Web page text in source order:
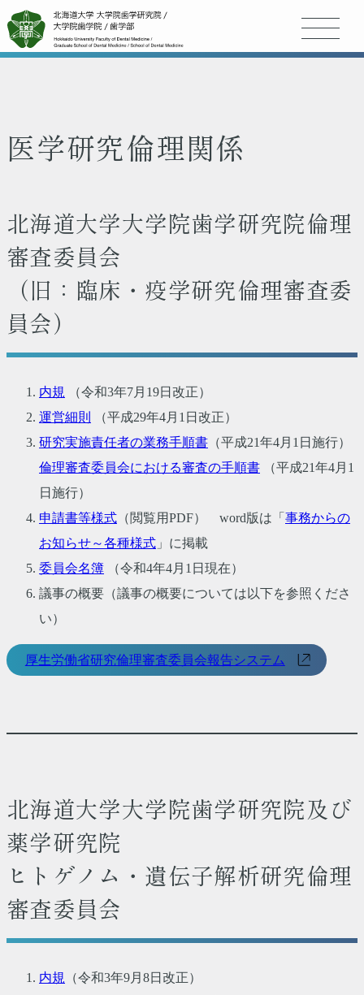
医学研究倫理関係
北海道大学大学院歯学研究院倫理
審査委員会
（旧：臨床・疫学研究倫理審査委
員会）
内規
（令和3年7月19日改正）
運営細則
（平成29年4月1日改正）
研究実施責任者の業務手順書 （平成21年4月1日施行）
倫理審査委員会における審査の手順書 （平成21年4月1
日施行）
申請書等様式 （閲覧用PDF） word版は「 事務からの
お知らせ～各種様式 」に掲載
委員会名簿 （令和4年4月1日現在）
議事の概要（議事の概要については以下を参照くださ
い）
厚生労働省研究倫理審査委員会報告システム
北海道大学大学院歯学研究院及び
薬学研究院
ヒトゲノム・遺伝子解析研究倫理
審査委員会
内規 （令和3年9月8日改正）